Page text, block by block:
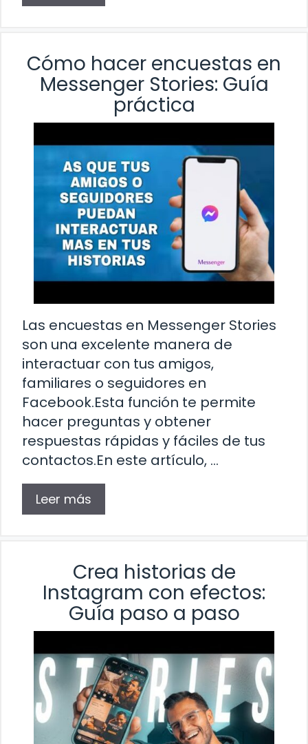
Cómo hacer encuestas en
Messenger Stories: Guía
práctica
Las encuestas en Messenger Stories
son una excelente manera de
interactuar con tus amigos,
familiares o seguidores en
Facebook.Esta función te permite
hacer preguntas y obtener
respuestas rápidas y fáciles de tus
contactos.En este artículo, …
Leer más
Crea historias de
Instagram con efectos:
Guía paso a paso